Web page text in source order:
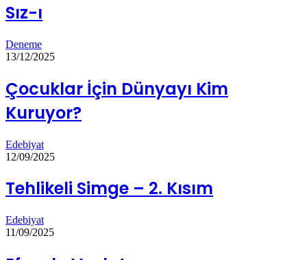
Sız-ı
Deneme
13/12/2025
Çocuklar İçin Dünyayı Kim
Kuruyor?
Edebiyat
12/09/2025
Tehlikeli Simge – 2. Kısım
Edebiyat
11/09/2025